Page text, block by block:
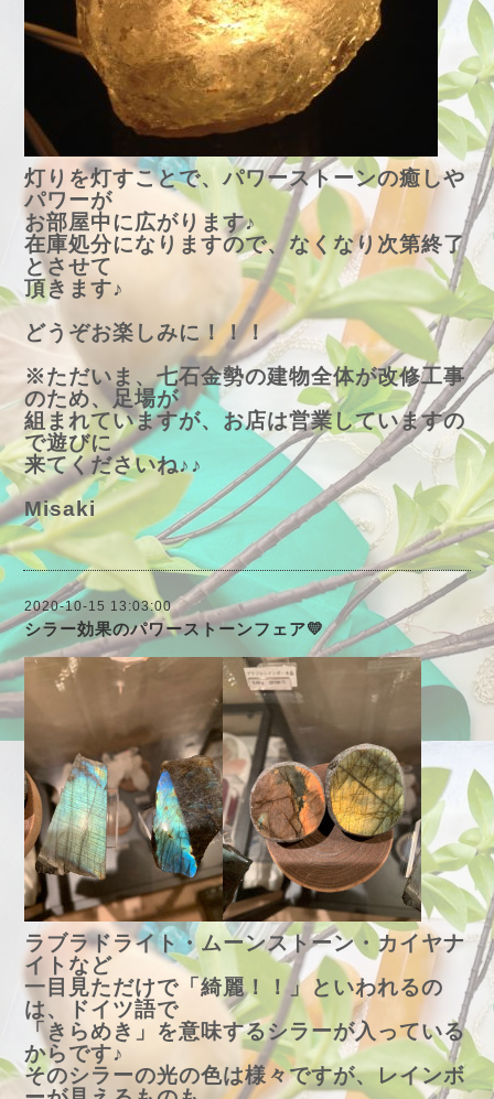
灯りを灯すことで、パワーストーンの癒しや
パワーが
お部屋中に広がります♪
在庫処分になりますので、なくなり次第終了
とさせて
頂きます♪
どうぞお楽しみに！！！
※ただいま、七石金勢の建物全体が改修工事
のため、足場が
組まれていますが、お店は営業していますの
で遊びに
来てくださいね♪♪
Misaki
2020-10-15 13:03:00
シラー効果のパワーストーンフェア💛
ラブラドライト・ムーンストーン・カイヤナ
イトなど
一目見ただけで「綺麗！！」といわれるの
は、ドイツ語で
「きらめき」を意味するシラーが入っている
からです♪
そのシラーの光の色は様々ですが、レインボ